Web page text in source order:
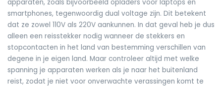
apparaten, zoals bijvoorbeeld opladers voor laptops en
smartphones, tegenwoordig dual voltage zijn. Dit betekent
dat ze zowel 110V als 220V aankunnen. In dat geval heb je dus
alleen een reisstekker nodig wanneer de stekkers en
stopcontacten in het land van bestemming verschillen van
degene in je eigen land. Maar controleer altijd met welke
spanning je apparaten werken als je naar het buitenland
reist, zodat je niet voor onverwachte verassingen komt te